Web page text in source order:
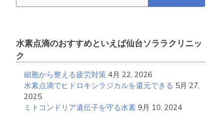
水素点滴のおすすめといえば仙台ソララクリニッ
ク
細胞から整える疲労対策 4月 22, 2026
水素点滴でヒドロキシラジカルを還元できる 5月 27,
2025
ミトコンドリア遺伝子を守る水素 9月 10, 2024